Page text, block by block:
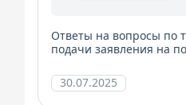
Ответы на вопросы по
подачи заявления на
30.07.2025